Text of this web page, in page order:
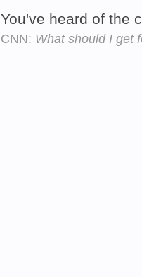
You've heard of the
CNN: What should I get